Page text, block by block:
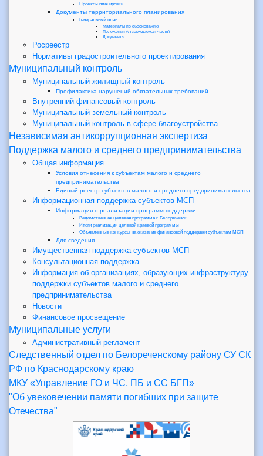
Проекты планировки
Документы территориального планирования
Генеральный план
Материалы по обоснованию
Положения (утверждаемая часть)
Документы
Росреестр
Нормативы градостроительного проектирования
Муниципальный контроль
Муниципальный жилищный контроль
Профилактика нарушений обязательных требований
Внутренний финансовый контроль
Муниципальный земельный контроль
Муниципальный контроль в сфере благоустройства
Независимая антикоррупционная экспертиза
Поддержка малого и среднего предпринимательства
Общая информация
Условия отнесения к субъектам малого и среднего
предпринимательства
Единый реестр субъектов малого и среднего предпринимательства
Информационная поддержка субъектов МСП
Информация о реализации программ поддержки
Ведомственная целевая программа г. Белореченск
Итоги реализации целевой краевой программы
Объявленные конкурсы на оказание финансовой поддержки субъектам МСП
Для сведения
Имущественная поддержка субъектов МСП
Консультационная поддержка
Информация об организациях, образующих инфраструктуру
поддержки субъектов малого и среднего
предпринимательства
Новости
Финансовое просвещение
Муниципальные услуги
Административный регламент
Следственный отдел по Белореченскому району СУ СК
РФ по Краснодарскому краю
МКУ «Управление ГО и ЧС, ПБ и СС БГП»
"Об увековечении памяти погибших при защите
Отечества"